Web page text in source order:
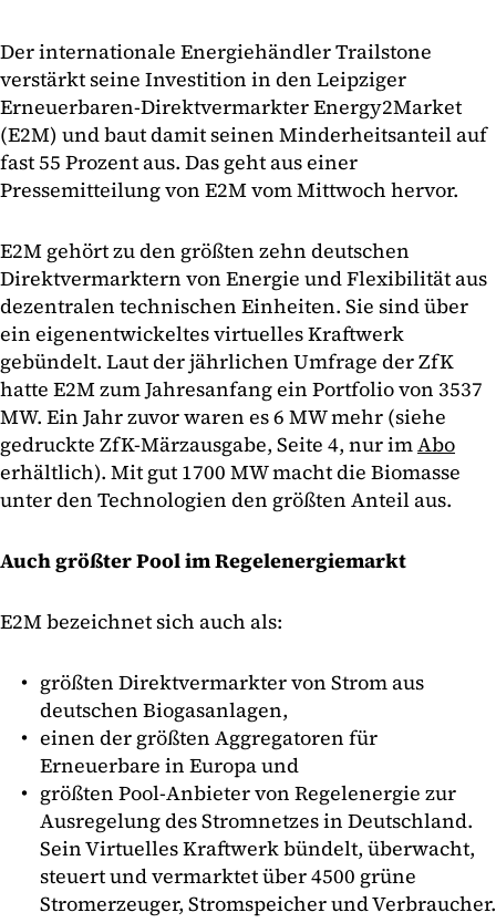
Der internationale Energiehändler Trailstone
verstärkt seine Investition in den Leipziger
Erneuerbaren-Direktvermarkter Energy2Market
(E2M) und baut damit seinen Minderheitsanteil auf
fast 55 Prozent aus. Das geht aus einer
Pressemitteilung von E2M vom Mittwoch hervor.
E2M gehört zu den größten zehn deutschen
Direktvermarktern von Energie und Flexibilität aus
dezentralen technischen Einheiten. Sie sind über
ein eigenentwickeltes virtuelles Kraftwerk
gebündelt. Laut der jährlichen Umfrage der ZfK
hatte E2M zum Jahresanfang ein Portfolio von 3537
MW. Ein Jahr zuvor waren es 6 MW mehr (siehe
gedruckte ZfK-Märzausgabe, Seite 4, nur imAbo
erhältlich). Mit gut 1700 MW macht die Biomasse
unter den Technologien den größten Anteil aus.
Auch größter Pool im Regelenergiemarkt
E2M bezeichnet sich auch als:
größten Direktvermarkter von Strom aus
deutschen Biogasanlagen,
einen der größten Aggregatoren für
Erneuerbare in Europa und
größten Pool-Anbieter von Regelenergie zur
Ausregelung des Stromnetzes in Deutschland.
Sein Virtuelles Kraftwerk bündelt, überwacht,
steuert und vermarktet über 4500 grüne
Stromerzeuger, Stromspeicher und Verbraucher.